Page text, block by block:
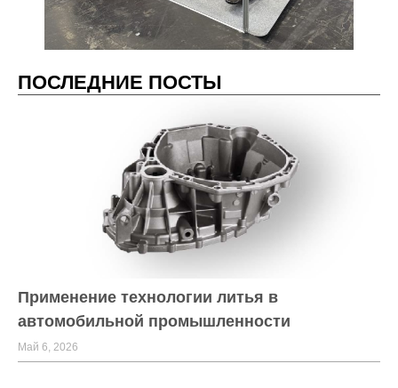
ПОСЛЕДНИЕ ПОСТЫ
Применение технологии литья в
автомобильной промышленности
Май 6, 2026